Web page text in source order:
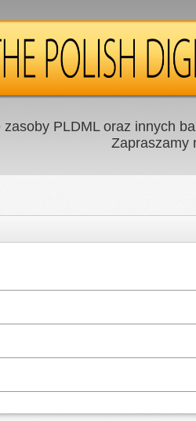
zasoby PLDML oraz innych
Zapraszamy